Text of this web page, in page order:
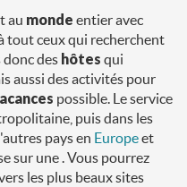
au monde entier avec
tout ceux qui recherchent
donc des hôtes qui
aussi des activités pour
possible. Le service
puis dans les
pays en Europeet
sur une . Vous pourrez
les plus beaux sites